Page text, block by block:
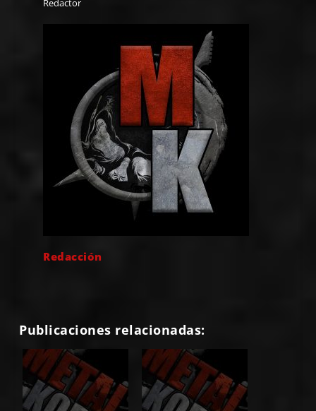
Redactor
Redacción
Publicaciones relacionadas: